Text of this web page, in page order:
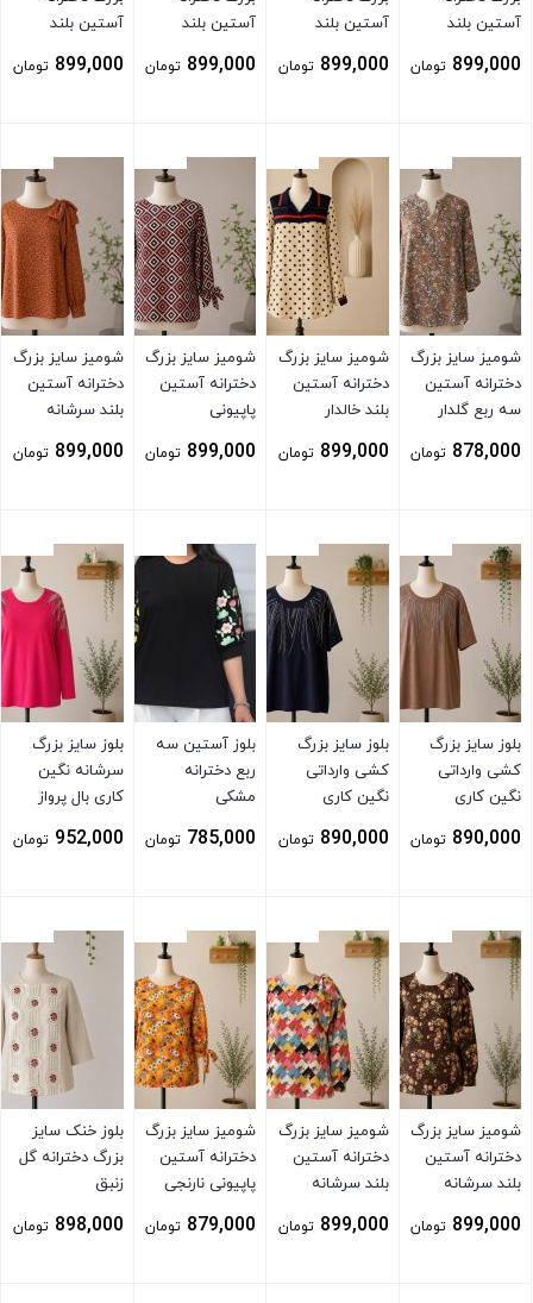
آستین بلند
899,000 تومان
آستین بلند
899,000 تومان
آستین بلند
899,000 تومان
آستین بلند
899,000 تومان
شومیز سایز بزرگ
دخترانه آستین
سه ربع گلدار
878,000 تومان
شومیز سایز بزرگ
دخترانه آستین
بلند خالدار
899,000 تومان
شومیز سایز بزرگ
دخترانه آستین
پاپیونی
899,000 تومان
شومیز سایز بزرگ
دخترانه آستین
بلند سرشانه
899,000 تومان
بلوز سایز بزرگ
کشی وارداتی
نگین کاری
890,000 تومان
بلوز سایز بزرگ
کشی وارداتی
نگین کاری
890,000 تومان
بلوز آستین سه
ربع دخترانه
مشکی
785,000 تومان
بلوز سایز بزرگ
سرشانه نگین
کاری بال پرواز
952,000 تومان
شومیز سایز بزرگ
دخترانه آستین
بلند سرشانه
899,000 تومان
شومیز سایز بزرگ
دخترانه آستین
بلند سرشانه
شاخ
899,000 تومان
شومیز سایز بزرگ
دخترانه آستین
پاپیونی نارنجی
879,000 تومان
بلوز خنک سایز
بزرگ دخترانه گل
زنبق
898,000 تومان